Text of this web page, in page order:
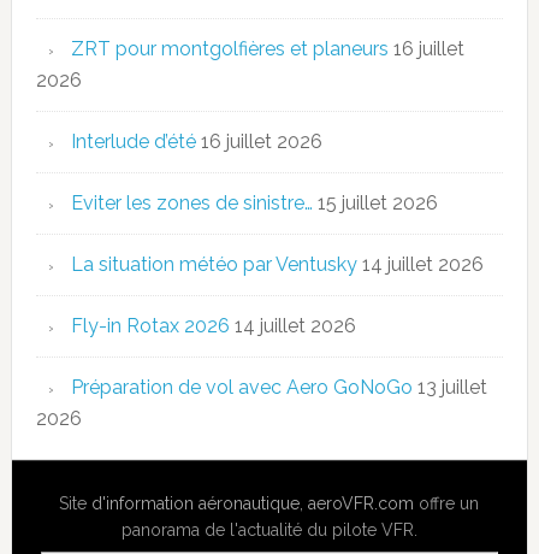
ZRT pour montgolfières et planeurs 16 juillet
2026
Interlude d’été 16 juillet 2026
Eviter les zones de sinistre… 15 juillet 2026
La situation météo par Ventusky 14 juillet 2026
Fly-in Rotax 2026 14 juillet 2026
Préparation de vol avec Aero GoNoGo 13 juillet
2026
Site d'information aéronautique ,aeroVFR.com offre un
panorama de l'actualité du pilote VFR.